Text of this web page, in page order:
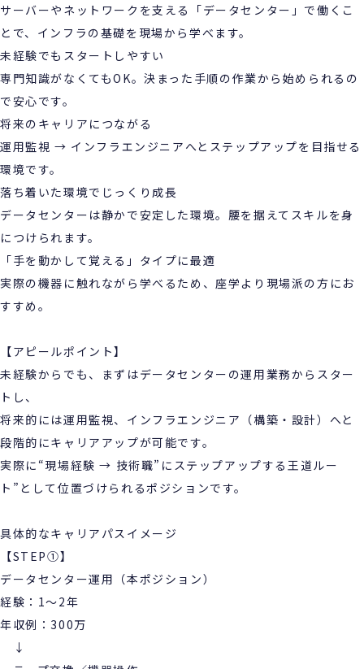
サーバーやネットワークを支える「データセンター」で働くこ
とで、インフラの基礎を現場から学べます。
未経験でもスタートしやすい
専門知識がなくてもOK。決まった手順の作業から始められるの
で安心です。
将来のキャリアにつながる
運用監視 → インフラエンジニアへとステップアップを目指せる
環境です。
落ち着いた環境でじっくり成長
データセンターは静かで安定した環境。腰を据えてスキルを身
につけられます。
「手を動かして覚える」タイプに最適
実際の機器に触れながら学べるため、座学より現場派の方にお
すすめ。
【アピールポイント】
未経験からでも、まずはデータセンターの運用業務からスター
トし、
将来的には運用監視、インフラエンジニア（構築・設計）へと
段階的にキャリアアップが可能です。
実際に“現場経験 → 技術職”にステップアップする王道ルー
ト”として位置づけられるポジションです。
具体的なキャリアパスイメージ
【STEP①】
データセンター運用（本ポジション）
経験：1～2年
年収例：300万
↓